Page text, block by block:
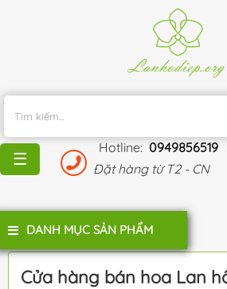
Hotline: 0949856519
Đặt hàng từ T2 - CN
MÃI
BLOG
HÀNG
HỆ
☰
DANH MỤC SẢN PHẨM
Cửa hàng bán hoa Lan